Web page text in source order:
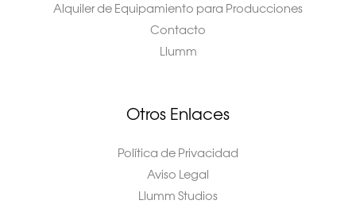
Alquiler de Equipamiento para Producciones
Contacto
Llumm
Otros Enlaces
Política de Privacidad
Aviso Legal
Llumm Studios